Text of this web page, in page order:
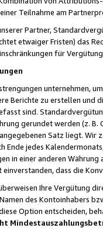
Teilnahme am
Partner,
etwaiger Fristen) das
für
unternehmen,
Berichte zu erstellen und
sind.
gerundet werden (z.
Satz liegt.
Ende jedes
in einer anderen
dass die
Ihre Vergütung
des Kontoinhabers
Option entscheiden,